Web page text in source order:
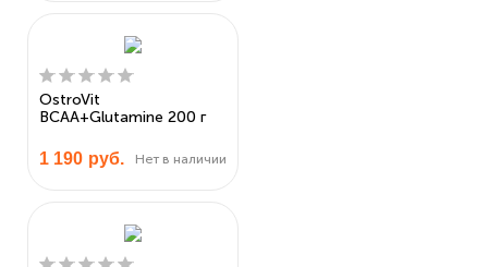
OstroVit
BCAA+Glutamine 200 г
1 190 руб. Нет в наличии